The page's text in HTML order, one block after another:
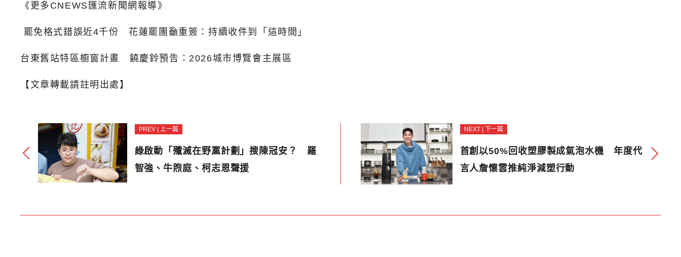
《更多CNEWS匯流新聞網報導》
罷免格式錯誤近4千份 花蓮罷團籲重簽：持續收件到「這時間」
台東舊站特區櫥窗計畫 饒慶鈴預告：2026城市博覽會主展區
【文章轉載請註明出處】
PREV | 上一篇
綠啟動「殲滅在野黨計劃」搜陳冠安？ 羅
智強、牛煦庭、柯志恩聲援
NEXT | 下一篇
首創以50%回收塑膠製成氣泡水機 年度代
言人詹懷雲推純淨減塑行動